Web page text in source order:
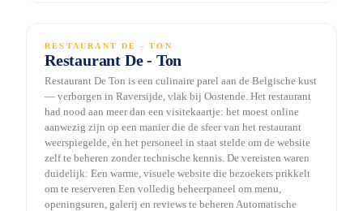
RESTAURANT DE - TON
Restaurant De - Ton
Restaurant De Ton is een culinaire parel aan de Belgische kust
— verborgen in Raversijde, vlak bij Oostende. Het restaurant
had nood aan meer dan een visitekaartje: het moest online
aanwezig zijn op een manier die de sfeer van het restaurant
weerspiegelde, én het personeel in staat stelde om de website
zelf te beheren zonder technische kennis. De vereisten waren
duidelijk: Een warme, visuele website die bezoekers prikkelt
om te reserveren Een volledig beheerpaneel om menu,
openingsuren, galerij en reviews te beheren Automatische